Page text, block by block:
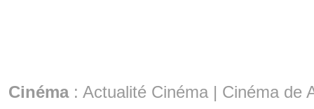
Cinéma: Actualité Cinéma | Cinéma de